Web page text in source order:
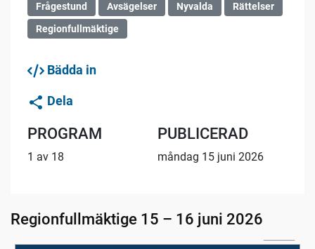
Frågestund Avsägelser Nyvalda
Rättelser
Regionfullmäktige
Bädda in
Dela
PROGRAM
1 av 18
PUBLICERAD
måndag 15 juni 2026
Regionfullmäktige 15 – 16 juni 2026